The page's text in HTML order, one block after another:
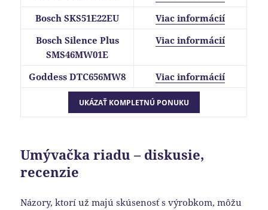
Bosch SKS51E22EU
Viac informácií
Bosch Silence Plus
SMS46MW01E
Viac informácií
Goddess DTC656MW8 Viac informácií
Umývačka riadu – diskusie,
recenzie
Názory, ktorí už majú skúsenosť s výrobkom, môžu